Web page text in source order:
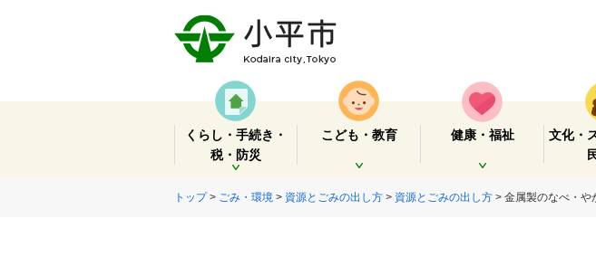
くらし・手続き・
税・防災
開く
こども・教育
開く
健康・福祉
開く
文化・
トップ> ごみ・環境 > 資源とごみの出し方 > 資源とごみの出し方 > 金属製のなべ・や